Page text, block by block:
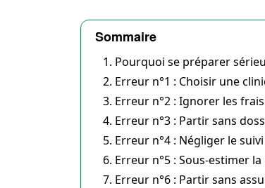
Sommaire
Pourquoi se préparer
Erreur n°1 : Choisir une
Erreur n°2 : Ignorer les
Erreur n°3 : Partir sans
Erreur n°4 : Négliger le
Erreur n°5 : Sous-estimer
Erreur n°6 : Partir sans